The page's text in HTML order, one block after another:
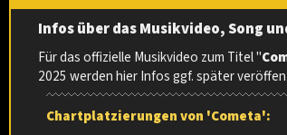
Infos über das Musikvideo, Song
Für das offizielle Musikvideo zum Titel "
2025 werden hier Infos ggf. später
Chartplatzierungen von 'Cometa':